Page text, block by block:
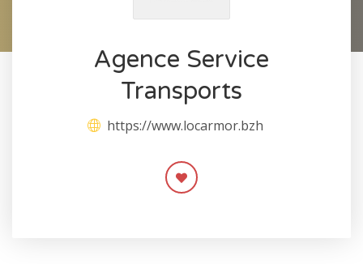
Agence Service
Transports
https://www.locarmor.bzh